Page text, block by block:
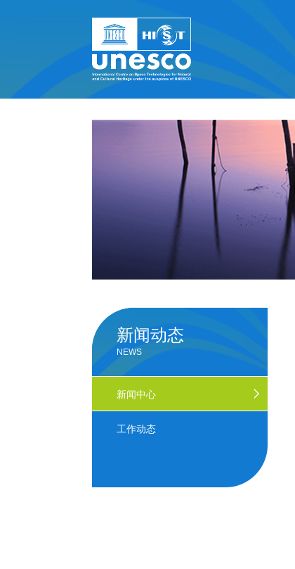
新闻动态
NEWS
新闻中心
工作动态